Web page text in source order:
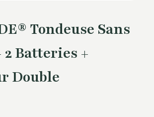
Tondeuse Sans
2 Batteries +
Double